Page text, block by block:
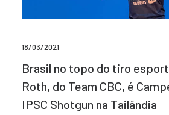
18/03/2021
Brasil no topo do tiro
Roth, do Team CBC, é
IPSC Shotgun na Tailândia